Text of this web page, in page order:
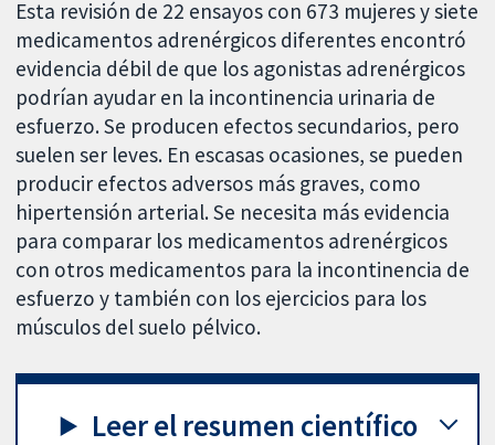
Esta revisión de 22 ensayos con 673 mujeres y siete
medicamentos adrenérgicos diferentes encontró
evidencia débil de que los agonistas adrenérgicos
podrían ayudar en la incontinencia urinaria de
esfuerzo. Se producen efectos secundarios, pero
suelen ser leves. En escasas ocasiones, se pueden
producir efectos adversos más graves, como
hipertensión arterial. Se necesita más evidencia
para comparar los medicamentos adrenérgicos
con otros medicamentos para la incontinencia de
esfuerzo y también con los ejercicios para los
músculos del suelo pélvico.
Leer el resumen científico